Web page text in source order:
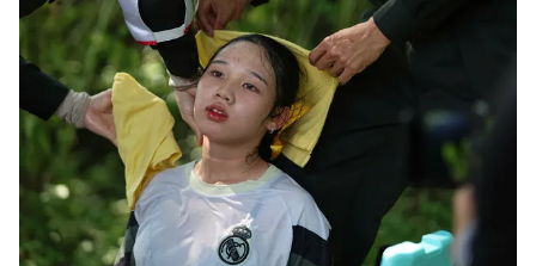
cấp ngày 29/12/2023
Tổng Biên tập:Vũ Thanh Thủy
Phó Tổng Biên tập:Nguyễn Thị Mỹ Hạnh, Phạm Quốc Thắng,
Nguyễn Trọng Ninh
Tổng đài VTV:
024.38 355 931 - 024.38 355 932
Ðiện thoại Thời báo VTV:024.66 897 897
Email:
toasoan@vtv.vn
Liên hệ quảng cáo:
024-7300.7108